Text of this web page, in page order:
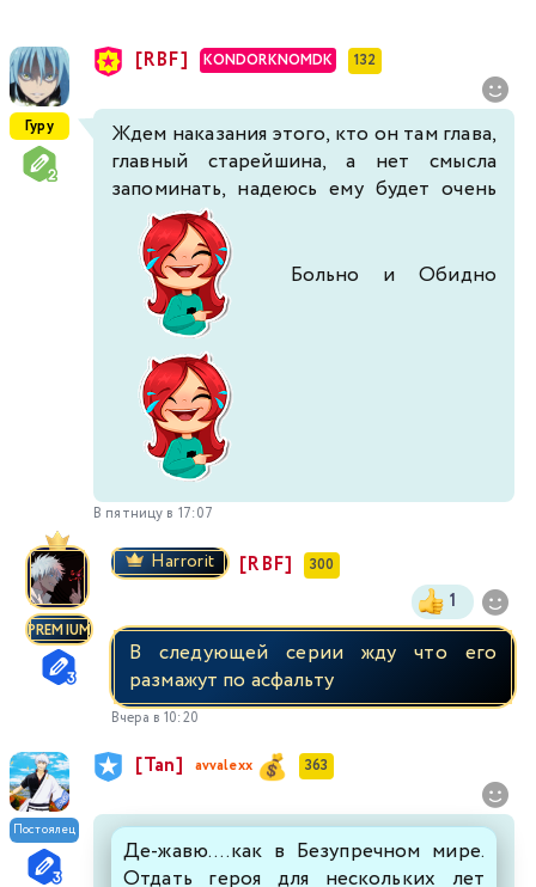
Гуру
[RBF] KONDORKNOMDK 132
Ждем наказания этого, кто он там глава,
главный старейшина, а нет смысла
запоминать, надеюсь ему будет очень
Больно и Обидно
В пятницу в 17:07
PREMIUM
Harrorit [RBF] 300
1
В следующей серии жду что его
размажут по асфальту
Вчера в 10:20
Постоялец
[Tan] avvalexx 363
Де-жавю....как в Безупречном мире.
Отдать героя для нескольких лет